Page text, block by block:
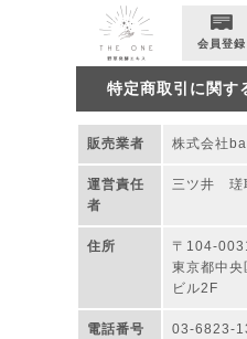
会員登録
特定商取引に関す
販売業者 株式会社
運営責任
者
三ツ井 瑳
住所
〒104-
東京都中
ビル2F
電話番号 03-6823-